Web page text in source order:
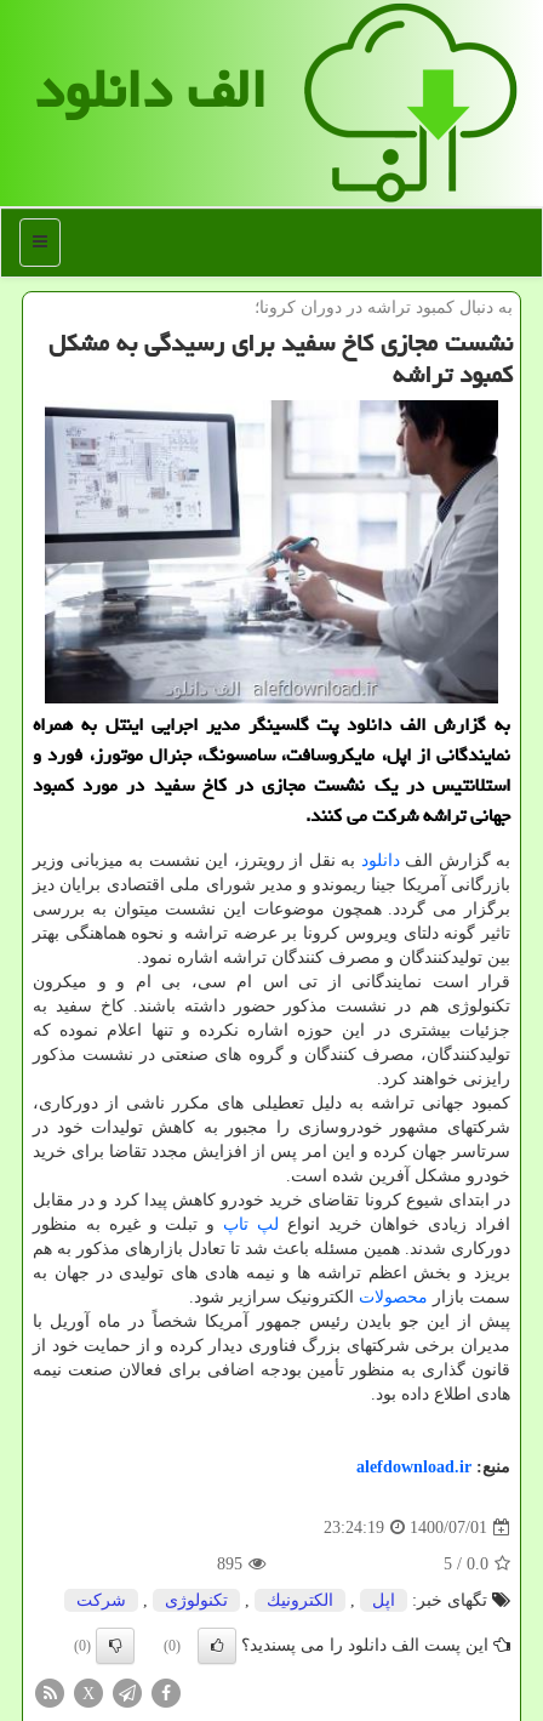
الف دانلود
منو
به دنبال كمبود تراشه در دوران كرونا؛
نشست مجازی کاخ سفید برای رسیدگی به مشکل
کمبود تراشه
به گزارش الف دانلود پت گلسینگر مدیر اجرایی اینتل به همراه
نمایندگانی از اپل، مایکروسافت، سامسونگ، جنرال موتورز، فورد و
استلانتیس در یک نشست مجازی در کاخ سفید در مورد کمبود
جهانی تراشه شرکت می کنند.
به گزارش الفدانلود به نقل از رویترز، این نشست به میزبانی وزیر
بازرگانی آمریکا جینا ریموندو و مدیر شورای ملی اقتصادی برایان دیز
برگزار می گردد. همچون موضوعات این نشست میتوان به بررسی
تاثیر گونه دلتای ویروس کرونا بر عرضه تراشه و نحوه هماهنگی بهتر
بین تولیدکنندگان و مصرف کنندگان تراشه اشاره نمود.
قرار است نمایندگانی از تی اس ام سی، بی ام و و میکرون
تکنولوژی هم در نشست مذکور حضور داشته باشند. کاخ سفید به
جزئیات بیشتری در این حوزه اشاره نکرده و تنها اعلام نموده که
تولیدکنندگان، مصرف کنندگان و گروه های صنعتی در نشست مذکور
رایزنی خواهند کرد.
کمبود جهانی تراشه به دلیل تعطیلی های مکرر ناشی از دورکاری،
شرکتهای مشهور خودروسازی را مجبور به کاهش تولیدات خود در
سرتاسر جهان کرده و این امر پس از افزایش مجدد تقاضا برای خرید
خودرو مشکل آفرین شده است.
در ابتدای شیوع کرونا تقاضای خرید خودرو کاهش پیدا کرد و در مقابل
افراد زیادی خواهان خرید انواع لپ تاپ و تبلت و غیره به منظور
دورکاری شدند. همین مسئله باعث شد تا تعادل بازارهای مذکور به هم
بریزد و بخش اعظم تراشه ها و نیمه هادی های تولیدی در جهان به
سمت بازار محصولات الکترونیک سرازیر شود.
پیش از این جو بایدن رئیس جمهور آمریکا شخصاً در ماه آوریل با
مدیران برخی شرکتهای بزرگ فناوری دیدار کرده و از حمایت خود از
قانون گذاری به منظور تأمین بودجه اضافی برای فعالان صنعت نیمه
هادی اطلاع داده بود.
منبع: alefdownload.ir
1400/07/01
23:24:19
0.0
/ 5
895
تگهای خبر:
اپل , الكترونیك , تكنولوژی , شركت
این پست الف دانلود را می پسندید؟ (0)
(0)
X